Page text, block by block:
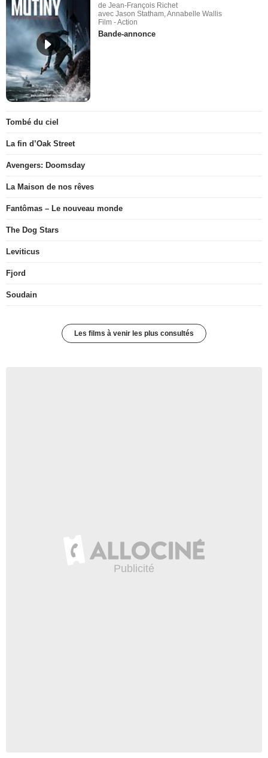
de Jean-François Richet
avec Jason Statham, Annabelle Wallis
Film - Action
Bande-annonce
Tombé du ciel
La fin d’Oak Street
Avengers: Doomsday
La Maison de nos rêves
Fantômas – Le nouveau monde
The Dog Stars
Leviticus
Fjord
Soudain
Les films à venir les plus consultés